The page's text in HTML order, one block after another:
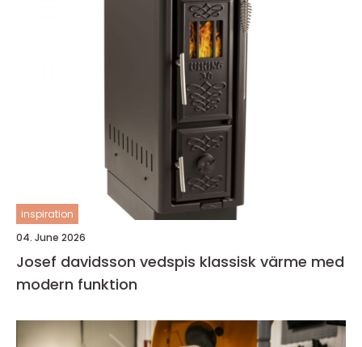
inspiration
04. June 2026
Josef davidsson vedspis klassisk värme med
modern funktion